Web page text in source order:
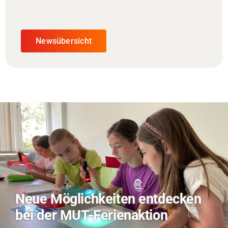
Newsübersicht
TVO berichtet über
zu KI in der